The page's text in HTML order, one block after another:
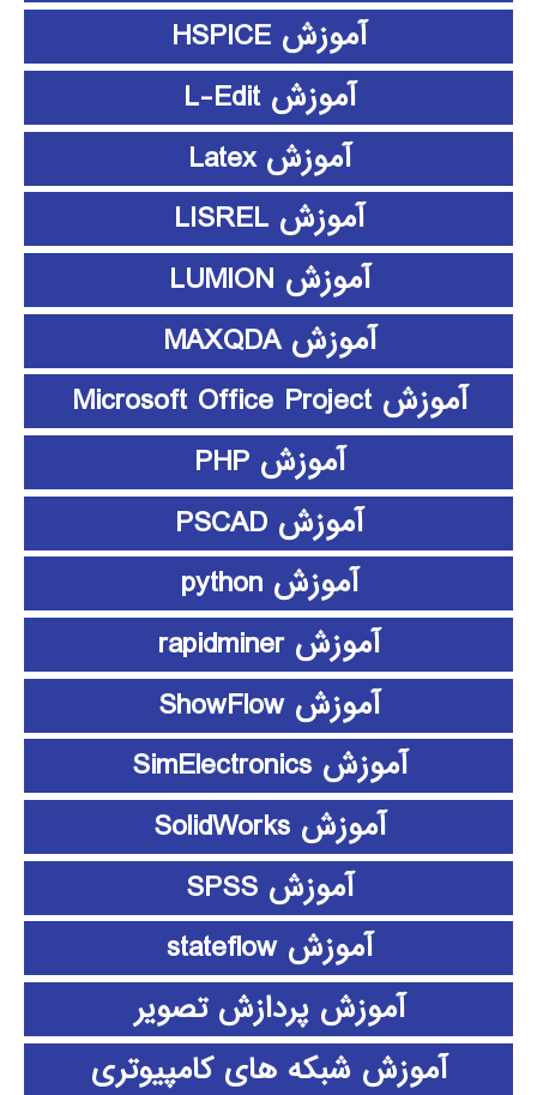
آموزش HSPICE
آموزش L-Edit
آموزش Latex
آموزش LISREL
آموزش LUMION
آموزش MAXQDA
آموزش Microsoft Office Project
آموزش PHP
آموزش PSCAD
آموزش python
آموزش rapidminer
آموزش ShowFlow
آموزش SimElectronics
آموزش SolidWorks
آموزش SPSS
آموزش stateflow
آموزش پردازش تصویر
آموزش شبکه های کامپیوتری